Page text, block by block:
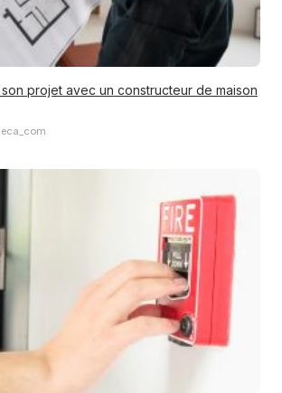
projet avec un constructeur de maison